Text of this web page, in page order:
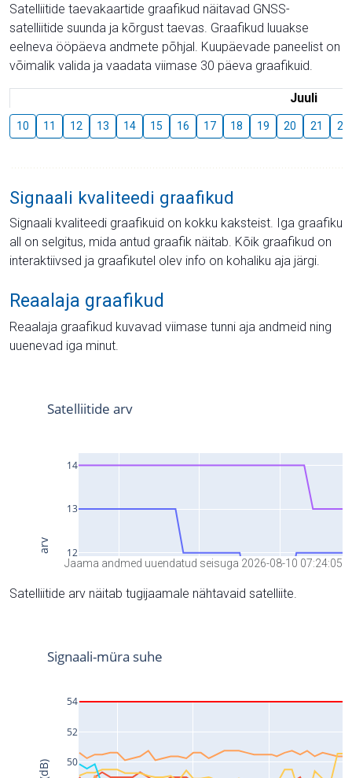
Satelliitide taevakaartide graafikud näitavad GNSS-
satelliitide suunda ja kõrgust taevas. Graafikud luuakse
eelneva ööpäeva andmete põhjal. Kuupäevade paneelist on
võimalik valida ja vaadata viimase 30 päeva graafikuid.
Juuli
10 11 12 13 14 15 16 17 18 19 20 21 22
Signaali kvaliteedi graafikud
Signaali kvaliteedi graafikuid on kokku kaksteist. Iga graafiku
all on selgitus, mida antud graafik näitab. Kõik graafikud on
interaktiivsed ja graafikutel olev info on kohaliku aja järgi.
Reaalaja graafikud
Reaalaja graafikud kuvavad viimase tunni aja andmeid ning
uuenevad iga minut.
Jaama andmed uuendatud seisuga 2026-08-10 07:24:05
Satelliitide arv näitab tugijaamale nähtavaid satelliite.